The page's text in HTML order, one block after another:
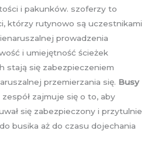
i pakunków. szoferzy to
którzy rutynowo są uczestnikami
prowadzenia
i umiejętność ścieżek
stają się zabezpieczeniem
przemierzania się. Busy
zespół zajmuje się o to, aby
się zabezpieczony i przytulnie
busika aż do czasu dojechania